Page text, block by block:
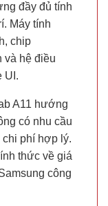
đầy đủ tính
Máy tính
chip
và hệ điều
UI.
A11 hướng
có nhu cầu
phí hợp lý.
thức về giá
công